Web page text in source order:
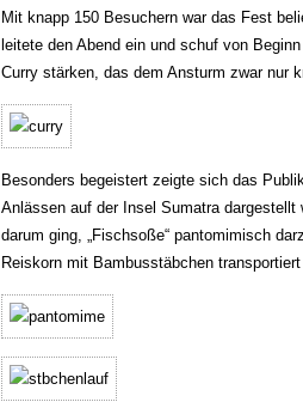
Mit knapp 150 Besuchern war das Fest
leitete den Abend ein und schuf von
Curry stärken, das dem Ansturm zwar nur
Besonders begeistert zeigte sich das
Anlässen auf der Insel Sumatra
darum ging, „Fischsoße“ pantomimisch
Reiskorn mit Bambusstäbchen